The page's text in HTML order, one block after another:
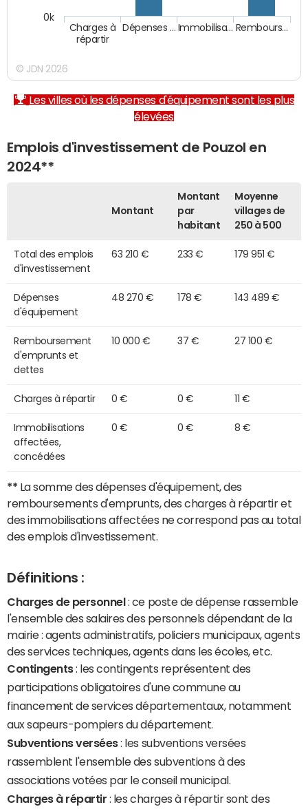
Charges à
répartir
Dépenses … Immobilisa… Rembours…
0k
© JDN 2026
Les villes où les dépenses d'équipement sont les plus
élevées
Emplois d'investissement de Pouzol en
2024**
Montant
Montant
par
habitant
Moyenne
villages de
250 à 500
Total des emplois
d'investissement
63 210 € 233 € 179 951 €
Dépenses
d'équipement
48 270 € 178 € 143 489 €
Remboursement
d'emprunts et
dettes
10 000 € 37 € 27 100 €
Charges à répartir 0 € 0 € 11 €
Immobilisations
affectées,
concédées
0 € 0 € 8 €
** La somme des dépenses d'équipement, des
remboursements d'emprunts, des charges à répartir et
des immobilisations affectées ne correspond pas au total
des emplois d'investissement.
Définitions :
Charges de personnel : ce poste de dépense rassemble
l'ensemble des salaires des personnels dépendant de la
mairie : agents administratifs, policiers municipaux, agents
des services techniques, agents dans les écoles, etc.
Contingents: les contingents représentent des
participations obligatoires d'une commune au
financement de services départementaux, notamment
aux sapeurs-pompiers du département.
Subventions versées: les subventions versées
rassemblent l'ensemble des subventions à des
associations votées par le conseil municipal.
Charges à répartir : les charges à répartir sont des